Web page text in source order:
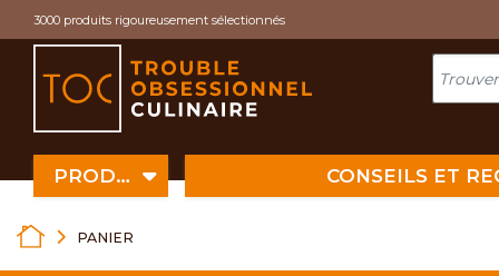
3000 produits rigoureusement sélectionnés
PRODUITS CONSEILS ET
PANIER